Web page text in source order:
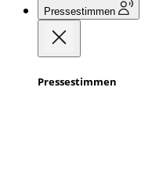
Pressestimmen
Pressestimmen